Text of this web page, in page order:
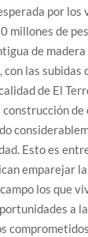
por los
millones de
de
las subidas
de El
construcción
Esto es
emparejar
los que
a